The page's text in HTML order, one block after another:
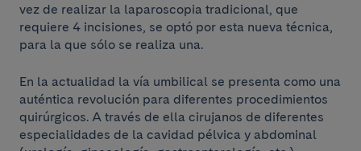
vez de realizar la laparoscopia tradicional, que
requiere 4 incisiones, se optó por esta nueva técnica,
para la que sólo se realiza una.
En la actualidad la vía umbilical se presenta como una
auténtica revolución para diferentes procedimientos
quirúrgicos. A través de ella cirujanos de diferentes
especialidades de la cavidad pélvica y abdominal